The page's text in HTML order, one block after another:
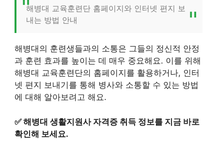
해병대 교육훈련단 홈페이지와 인터넷 편지 보
내는 방법 안내
해병대의 훈련생들과의 소통은 그들의 정신적 안정
과 훈련 효과를 높이는 데 매우 중요해요. 이를 위해
해병대 교육훈련단의 홈페이지를 활용하거나, 인터
넷 편지 보내기를 통해 병사와 소통할 수 있는 방법
에 대해 알아보려고 해요.
✅해병대 생활지원사 자격증 취득 정보를 지금 바로
확인해 보세요.